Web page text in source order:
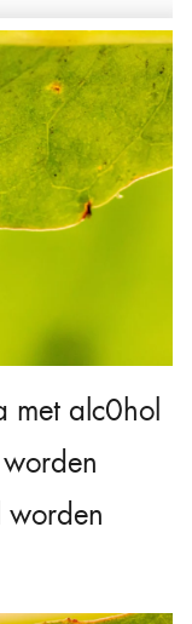
met alc0hol